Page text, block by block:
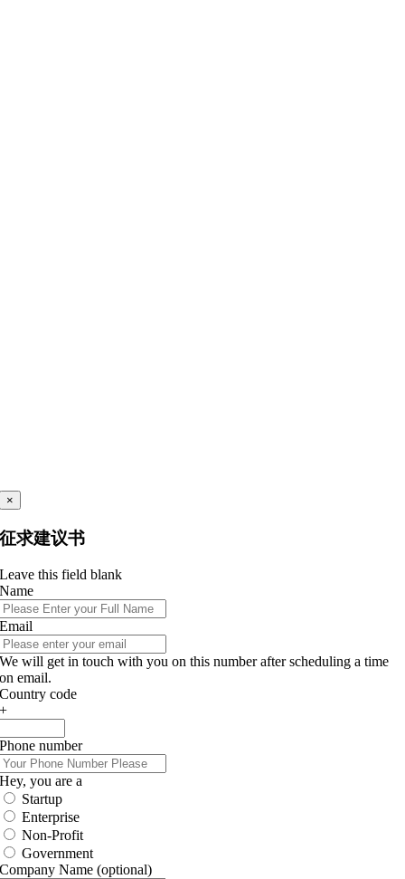
×
征求建议书
Leave this field blank
Name
Email
We will get in touch with you on this number after scheduling a time
on email.
Country code
+
Phone number
Hey, you are a
Startup
Enterprise
Non-Profit
Government
Company Name (optional)